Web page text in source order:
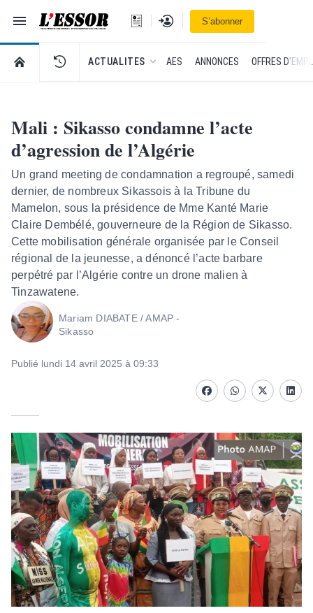
Navigation
L'Essor - retour à la une
Se connecterS’abonner
RETOUR À LA PAGE D’ACCUEIL DE L'ESSOR
ACTUALITES AES ANNONCES OFFRES
Mali : Sikasso condamne l’acte
d’agression de l’Algérie
Un grand meeting de condamnation a regroupé, samedi
dernier, de nombreux Sikassois à la Tribune du
Mamelon, sous la présidence de Mme Kanté Marie
Claire Dembélé, gouverneure de la Région de Sikasso.
Cette mobilisation générale organisée par le Conseil
régional de la jeunesse, a dénoncé l’acte barbare
perpétré par l’Algérie contre un drone malien à
Tinzawatene.
Mariam DIABATE / AMAP -
Sikasso
Publié lundi 14 avril 2025 à 09:33
FacebookwhatsappTwitter